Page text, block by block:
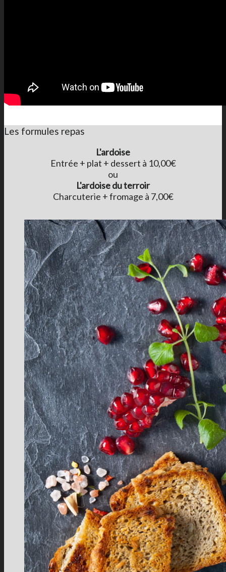
Les formules repas
L'ardoise
Entrée + plat + dessert à 10,00€
ou
L'ardoise du terroir
Charcuterie + fromage à 7,00€